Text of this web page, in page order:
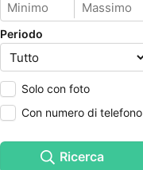
Periodo
Solo con foto
Con numero di telefono
Ricerca